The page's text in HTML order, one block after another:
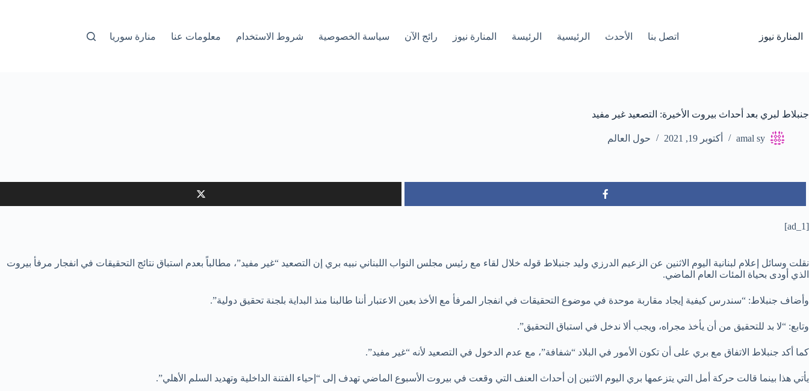
المنارة نيوز اتصل بنا الأحدث الرئيسية الرئیسة المنارة نيوز رائج الآن سياسة الخصوصية شروط الاستخدام معلومات عنا منارة سوريا
جنبلاط لبري بعد أحداث بيروت الأخيرة: التصعيد غير مفيد
amal sy أكتوبر 19, 2021 حول العالم
[ad_1]
نقلت وسائل إعلام لبنانية اليوم الاثنين عن الزعيم الدرزي وليد جنبلاط قوله خلال لقاء مع رئيس مجلس النواب اللبناني نبيه بري إن التصعيد “غير مفيد”، مطالباً بعدم استباق نتائج التحقيقات في انفجار مرفأ بيروت
الذي أودى بحياة المئات العام الماضي.
وأضاف جنبلاط: “سندرس كيفية إيجاد مقاربة موحدة في موضوع التحقيقات في انفجار المرفأ مع الأخذ بعين الاعتبار أننا طالبنا منذ البداية بلجنة تحقيق دولية”.
وتابع: “لا بد للتحقيق من أن يأخذ مجراه، ويجب ألا ندخل في استباق التحقيق”.
كما أكد جنبلاط الاتفاق مع بري على أن تكون الأمور في البلاد “شفافة”، مع عدم الدخول في التصعيد لأنه “غير مفيد”.
يأتي هذا بينما قالت حركة أمل التي يتزعمها بري اليوم الاثنين إن أحداث العنف التي وقعت في بيروت الأسبوع الماضي تهدف إلى “إحياء الفتنة الداخلية وتهديد السلم الأهلي”.